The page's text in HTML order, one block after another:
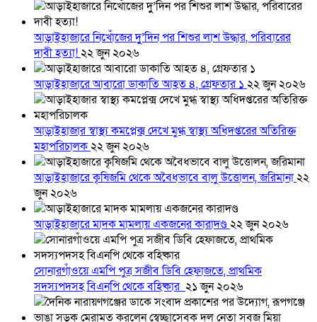
আড়াইহাজারে নিখোঁজের দুু’দিন পর শিশুর লাশ উদ্ধার, পরিবারের
দাবী হত্যা!২২ জুন ২০২৬
আড়াইহাজারে আবারো ডাকাতি আহত ৪, গ্রেফতার ১ ২২ জুন ২০২৬
আড়াইহাজার স্বাস্থ্য কমপ্লেক্স দেখে মুগ্ধ স্বাস্থ্য অধিদপ্তরের অতিরিক্ত
মহাপরিচালক২২ জুন ২০২৬
আড়াইহাজারে কৃষিজমি থেকে অবৈধভাবে বালু উত্তোলন, জরিমানা২২
জুন ২০২৬
আড়াইহাজারে মাদক মামলায় একজনের কারাদণ্ড২২ জুন ২০২৬
সোনারগাঁওয়ে এমপি পুত্র সজীব ডিবি হেফাজতে, প্রাথমিক
সদস্যপদসহ বিএনপি থেকে বহিষ্কার ২১ জুন ২০২৬